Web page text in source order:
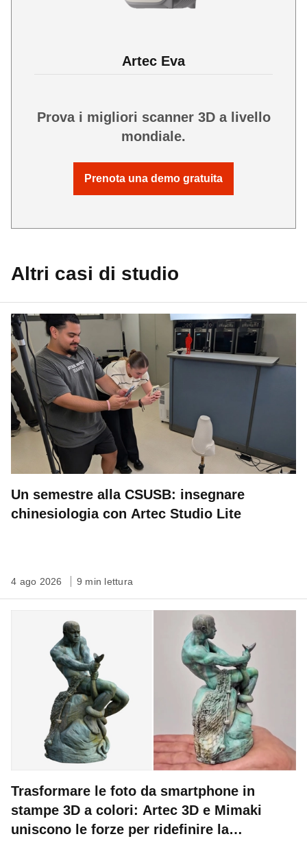
Artec Eva
Prova i migliori scanner 3D a livello
mondiale.
Prenota una demo gratuita
Altri casi di studio
Un semestre alla CSUSB: insegnare
chinesiologia con Artec Studio Lite
4 ago 2026 9 min lettura
Trasformare le foto da smartphone in
stampe 3D a colori: Artec 3D e Mimaki
uniscono le forze per ridefinire la